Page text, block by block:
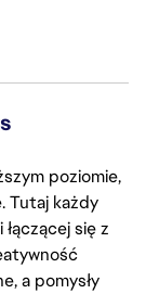
poziomie,
Tutaj każdy
się z
a pomysły